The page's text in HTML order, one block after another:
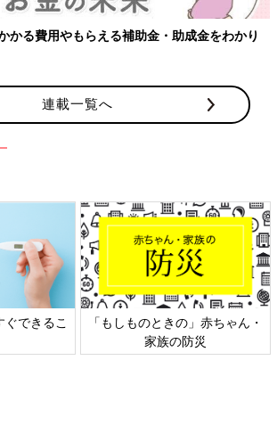
かる費用やもらえる補助金・助成金をわかり
連載一覧へ
できるこ
「もしものときの」赤ちゃん・
家族の防災